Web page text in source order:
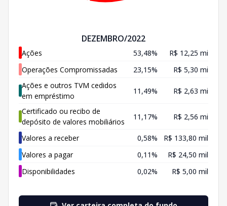
DEZEMBRO/2022
Ações 53,48%
R$ 12,25 mi
Operações Compromissadas
23,15%
R$ 5,30 mi
Ações e outros TVM cedidos
em empréstimo
11,49% R$ 2,63 mi
Certificado ou recibo de
depósito de valores mobiliários
11,17% R$ 2,56 mi
Valores a receber 0,58%
R$ 133,80 mil
Valores a pagar
0,11%
R$ 24,50 mil
Disponibilidades
0,02% R$ 5,00 mil